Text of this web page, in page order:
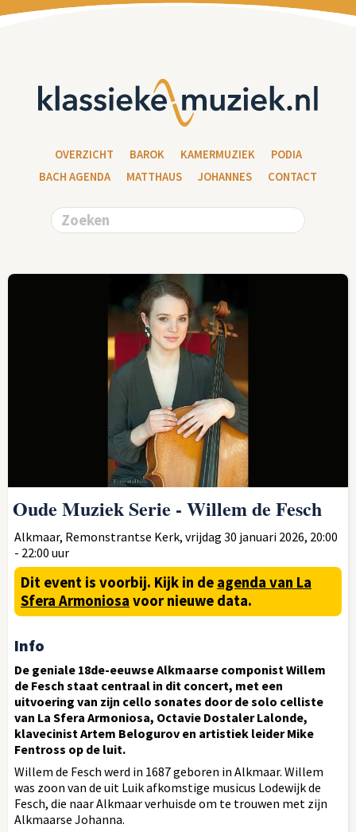
OVERZICHT BAROK KAMERMUZIEK
PODIA
BACH AGENDA
MATTHAUS JOHANNES CONTACT
Oude Muziek Serie - Willem de Fesch
Alkmaar, Remonstrantse Kerk, vrijdag 30 januari 2026, 20:00
- 22:00 uur
Dit event is voorbij. Kijk in de agenda van La
Sfera Armoniosa voor nieuwe data.
Info
De geniale 18de-eeuwse Alkmaarse componist Willem
de Fesch staat centraal in dit concert, met een
uitvoering van zijn cello sonates door de solo celliste
van La Sfera Armoniosa, Octavie Dostaler Lalonde,
klavecinist Artem Belogurov en artistiek leider Mike
Fentross op de luit.
Willem de Fesch werd in 1687 geboren in Alkmaar. Willem
was zoon van de uit Luik afkomstige musicus Lodewijk de
Fesch, die naar Alkmaar verhuisde om te trouwen met zijn
Alkmaarse Johanna.